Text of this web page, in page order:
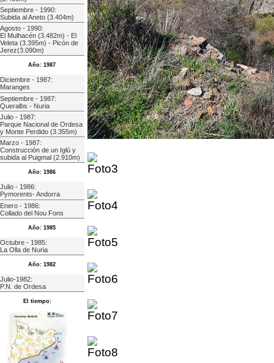
Septiembre - 1990:
Subida al Aneto (3.404m)
Agosto - 1990:
El Mulhacén (3.482m) - El
Veleta (3.395m) - Picón de
Jerez(3.090m)
Año: 1987
Diciembre - 1987:
Maranges
Septiembre - 1987:
Queralbs - Nuria
Julio - 1987:
Parque Nacional de Ordesa
y Monte Perdido (3.355m)
Marzo - 1987:
Construcción de un Iglú y
subida al Puigmal (2.910m)
Año: 1986
Julio - 1986:
Pymorents- Andorra
Enero - 1986:
Collado del Nou Fons
Año: 1985
Octubre - 1985:
La Olla de Nuria
Año: 1982
Julio-1982:
P.N. de Ordesa
El tiempo: